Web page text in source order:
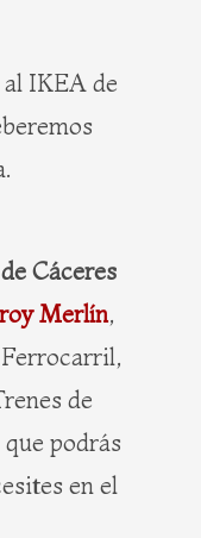
IKEA de
Cáceres
Merlín,
de
podrás
en el